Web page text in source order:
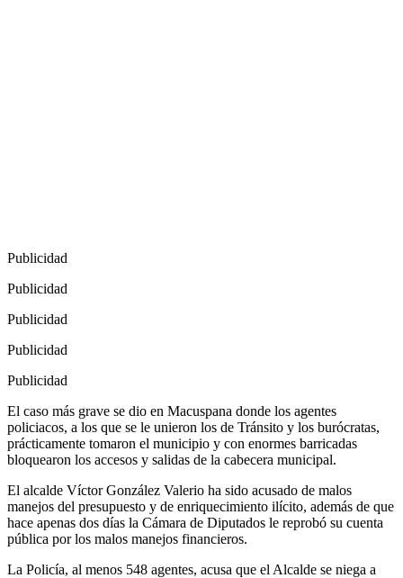
Publicidad
Publicidad
Publicidad
Publicidad
Publicidad
El caso más grave se dio en Macuspana donde los agentes
policiacos, a los que se le unieron los de Tránsito y los burócratas,
prácticamente tomaron el municipio y con enormes barricadas
bloquearon los accesos y salidas de la cabecera municipal.
El alcalde Víctor González Valerio ha sido acusado de malos
manejos del presupuesto y de enriquecimiento ilícito, además de que
hace apenas dos días la Cámara de Diputados le reprobó su cuenta
pública por los malos manejos financieros.
La Policía, al menos 548 agentes, acusa que el Alcalde se niega a